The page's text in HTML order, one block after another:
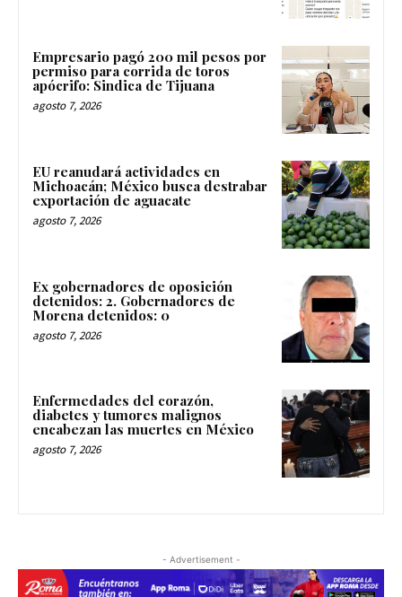
Empresario pagó 200 mil pesos por
permiso para corrida de toros
apócrifo: Sindica de Tijuana
agosto 7, 2026
EU reanudará actividades en
Michoacán; México busca destrabar
exportación de aguacate
agosto 7, 2026
Ex gobernadores de oposición
detenidos: 2. Gobernadores de
Morena detenidos: 0
agosto 7, 2026
Enfermedades del corazón,
diabetes y tumores malignos
encabezan las muertes en México
agosto 7, 2026
- Advertisement -